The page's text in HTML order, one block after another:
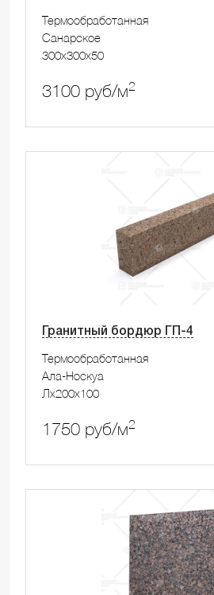
Термообработанная
Санарское
300x300x50
3100 руб/м2
Гранитный бордюр ГП-4
Термообработанная
Ала-Носкуа
Лx200x100
1750 руб/м2